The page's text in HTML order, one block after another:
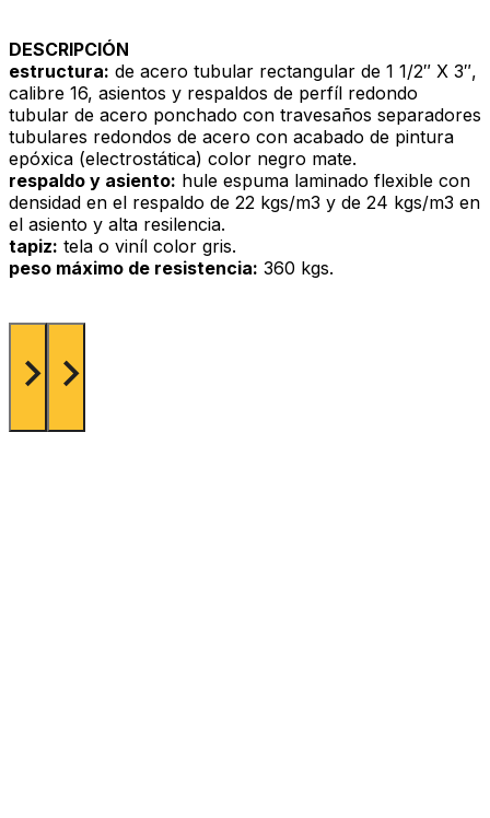
DESCRIPCIÓN
estructura: de acero tubular rectangular de 1 1/2″ X 3″,
calibre 16, asientos y respaldos de perfíl redondo
tubular de acero ponchado con travesaños separadores
tubulares redondos de acero con acabado de pintura
epóxica (electrostática) color negro mate.
respaldo y asiento: hule espuma laminado flexible con
densidad en el respaldo de 22 kgs/m3 y de 24 kgs/m3 en
el asiento y alta resilencia.
tapiz: tela o viníl color gris.
peso máximo de resistencia: 360 kgs.